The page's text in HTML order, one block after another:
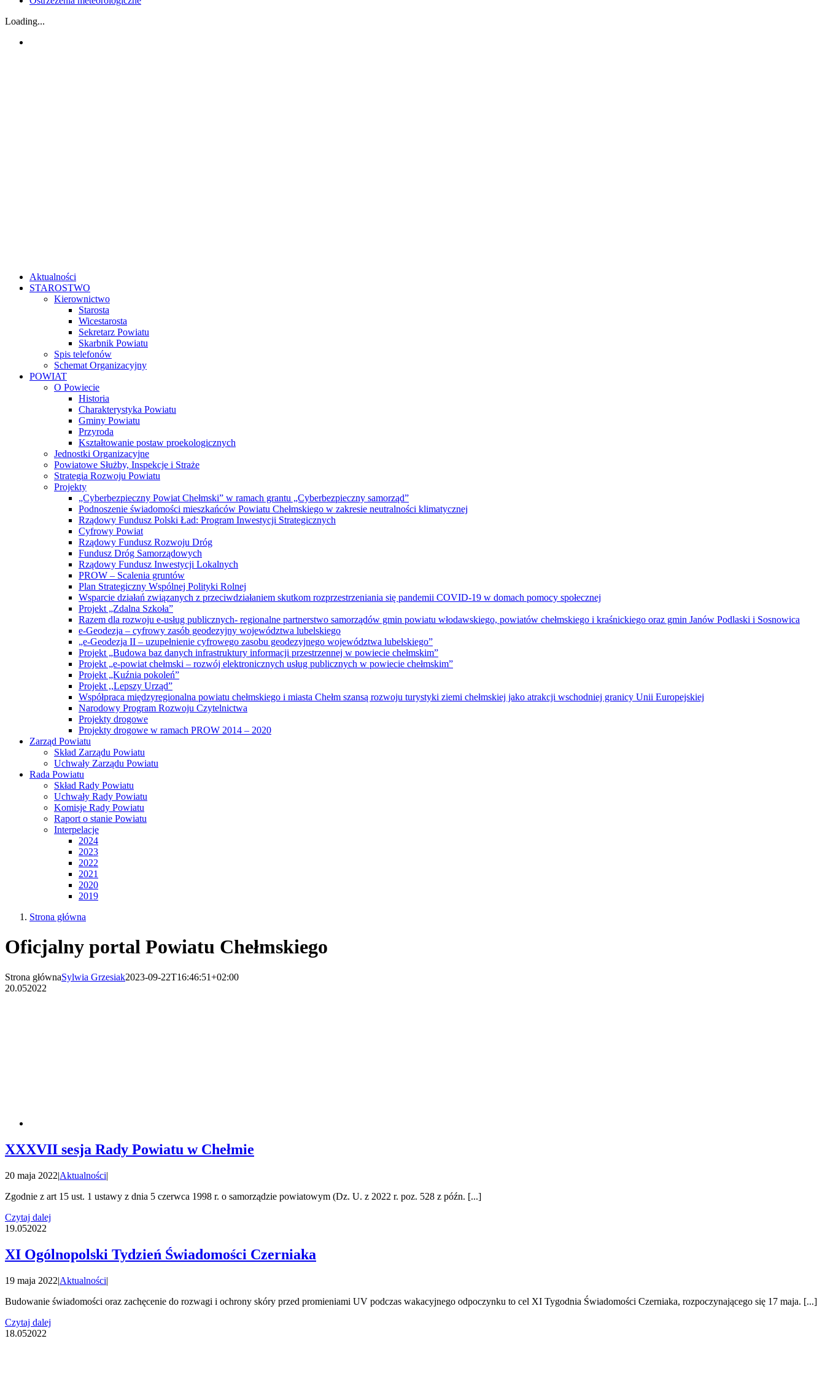
Loading...
Aktualności
STAROSTWO
Kierownictwo
Starosta
Wicestarosta
Sekretarz Powiatu
Skarbnik Powiatu
Spis telefonów
Schemat Organizacyjny
POWIAT
O Powiecie
Historia
Charakterystyka Powiatu
Gminy Powiatu
Przyroda
Kształtowanie postaw proekologicznych
Jednostki Organizacyjne
Powiatowe Służby, Inspekcje i Straże
Strategia Rozwoju Powiatu
Projekty
„Cyberbezpieczny Powiat Chełmski” w ramach grantu „Cyberbezpieczny samorząd”
Podnoszenie świadomości mieszkańców Powiatu Chełmskiego w zakresie neutralności klimatycznej
Rządowy Fundusz Polski Ład: Program Inwestycji Strategicznych
Cyfrowy Powiat
Rządowy Fundusz Rozwoju Dróg
Fundusz Dróg Samorządowych
Rządowy Fundusz Inwestycji Lokalnych
PROW – Scalenia gruntów
Plan Strategiczny Wspólnej Polityki Rolnej
Wsparcie działań związanych z przeciwdziałaniem skutkom rozprzestrzeniania się pandemii COVID-19 w domach pomocy społecznej
Projekt „Zdalna Szkoła”
Razem dla rozwoju e-usług publicznych- regionalne partnerstwo samorządów gmin powiatu włodawskiego, powiatów chełmskiego i kraśnickiego oraz gmin Janów Podlaski i Sosnowica
e-Geodezja – cyfrowy zasób geodezyjny województwa lubelskiego
„e-Geodezja II – uzupełnienie cyfrowego zasobu geodezyjnego województwa lubelskiego”
Projekt „Budowa baz danych infrastruktury informacji przestrzennej w powiecie chełmskim”
Projekt „e-powiat chełmski – rozwój elektronicznych usług publicznych w powiecie chełmskim”
Projekt „Kuźnia pokoleń”
Projekt ,,Lepszy Urząd”
Współpraca międzyregionalna powiatu chełmskiego i miasta Chełm szansą rozwoju turystyki ziemi chełmskiej jako atrakcji wschodniej granicy Unii Europejskiej
Narodowy Program Rozwoju Czytelnictwa
Projekty drogowe
Projekty drogowe w ramach PROW 2014 – 2020
Zarząd Powiatu
Skład Zarządu Powiatu
Uchwały Zarządu Powiatu
Rada Powiatu
Skład Rady Powiatu
Uchwały Rady Powiatu
Komisje Rady Powiatu
Raport o stanie Powiatu
Interpelacje
2024
2023
2022
2021
2020
2019
Strona główna
Oficjalny portal Powiatu Chełmskiego
Strona głównaSylwia Grzesiak2023-09-22T16:46:51+02:00
20.052022
XXXVII sesja Rady Powiatu w Chełmie
20 maja 2022|Aktualności|
Zgodnie z art 15 ust. 1 ustawy z dnia 5 czerwca 1998 r. o samorządzie powiatowym (Dz. U. z 2022 r. poz. 528 z późn. [...]
Czytaj dalej
19.052022
XI Ogólnopolski Tydzień Świadomości Czerniaka
19 maja 2022|Aktualności|
Budowanie świadomości oraz zachęcenie do rozwagi i ochrony skóry przed promieniami UV podczas wakacyjnego odpoczynku to cel XI Tygodnia Świadomości Czerniaka, rozpoczynającego się 17 maja. [...]
Czytaj dalej
18.052022